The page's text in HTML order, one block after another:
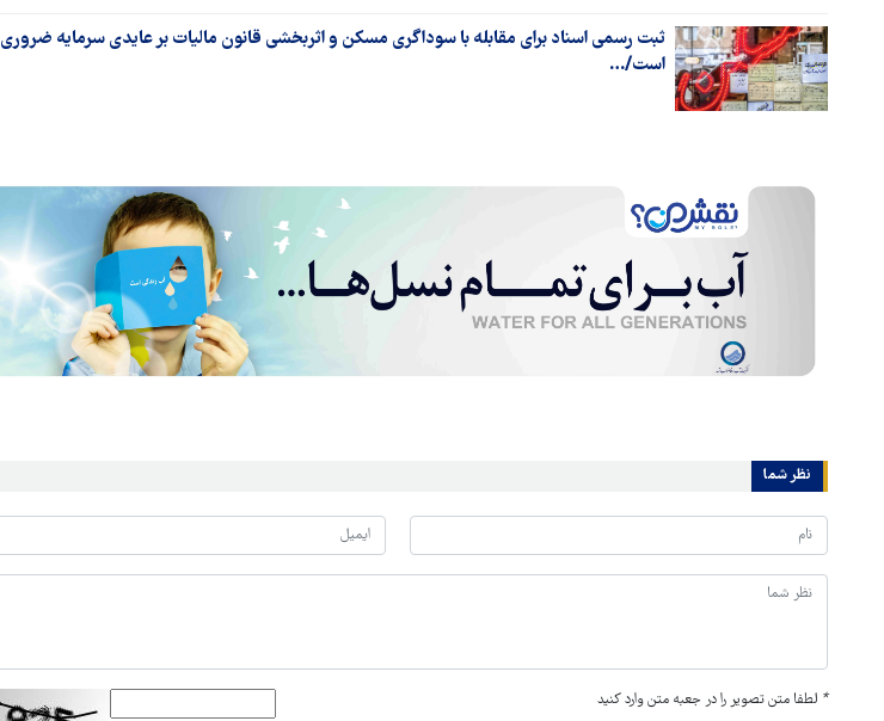
ثبت رسمی اسناد برای مقابله با سوداگری مسکن و اثربخشی قانون مالیات بر عایدی سرمایه ضروری
است/…
نظر شما
* لطفا متن تصویر را در جعبه متن وارد کنید